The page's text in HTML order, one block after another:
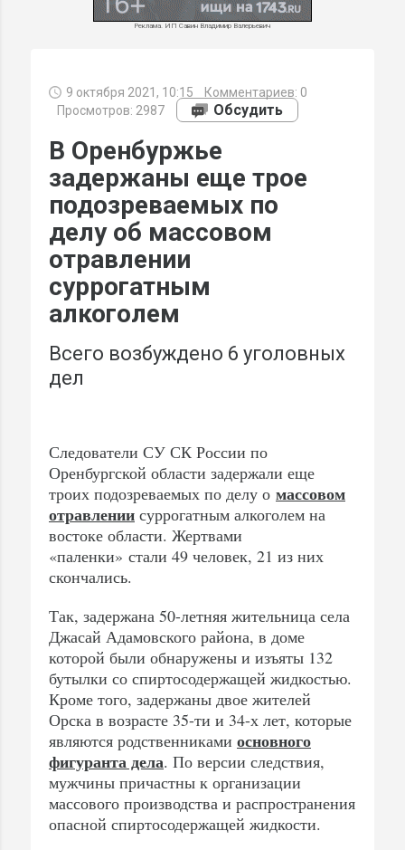
Реклама. ИП Савин Владимир Валерьевич
9 октября 2021, 10:15 Комментариев: 0
Просмотров: 2987
Обсудить
В Оренбуржье
задержаны еще трое
подозреваемых по
делу об массовом
отравлении
суррогатным
алкоголем
Всего возбуждено 6 уголовных
дел
Следователи СУ СК России по
Оренбургской области задержали еще
троих подозреваемых по делу о массовом
отравлении суррогатным алкоголем на
востоке области. Жертвами
«паленки» стали 49 человек, 21 из них
скончались.
Так, задержана 50-летняя жительница села
Джасай Адамовского района, в доме
которой были обнаружены и изъяты 132
бутылки со спиртосодержащей жидкостью.
Кроме того, задержаны двое жителей
Орска в возрасте 35-ти и 34-х лет, которые
являются родственниками основного
фигуранта дела. По версии следствия,
мужчины причастны к организации
массового производства и распространения
опасной спиртосодержащей жидкости.